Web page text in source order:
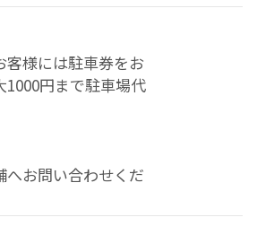
客様には駐車券をお
円まで駐車場代
お問い合わせくだ